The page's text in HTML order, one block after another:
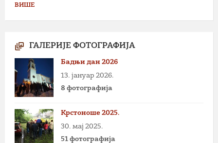
ВИШЕ
ГАЛЕРИЈЕ ФОТОГРАФИЈА
Бадњи дан 2026
13. јануар 2026.
8 фотографија
Крстоноше 2025.
30. мај 2025.
51 фотографија